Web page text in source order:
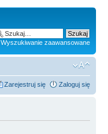
Wyszukiwanie zaawansowane
Zarejestruj się Zaloguj się